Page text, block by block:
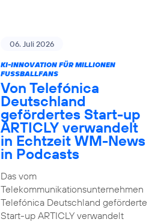
06. Juli 2026
KI-INNOVATION FÜR MILLIONEN
FUSSBALLFANS
Von Telefónica
Deutschland
gefördertes Start-up
ARTICLY verwandelt
in Echtzeit WM-News
in Podcasts
Das vom
Telekommunikationsunternehmen
Telefónica Deutschland geförderte
Start-up ARTICLY verwandelt